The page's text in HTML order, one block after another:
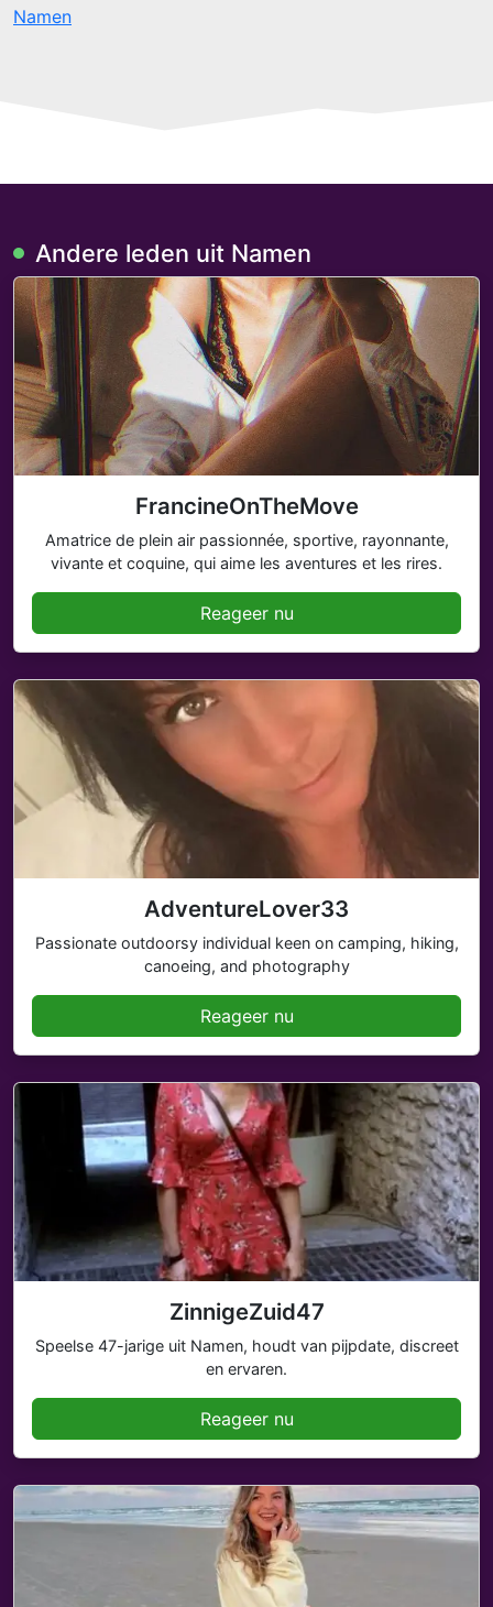
Namen
Andere leden uit Namen
FrancineOnTheMove
Amatrice de plein air passionnée, sportive, rayonnante,
vivante et coquine, qui aime les aventures et les rires.
Reageer nu
AdventureLover33
Passionate outdoorsy individual keen on camping, hiking,
canoeing, and photography
Reageer nu
ZinnigeZuid47
Speelse 47-jarige uit Namen, houdt van pijpdate, discreet
en ervaren.
Reageer nu